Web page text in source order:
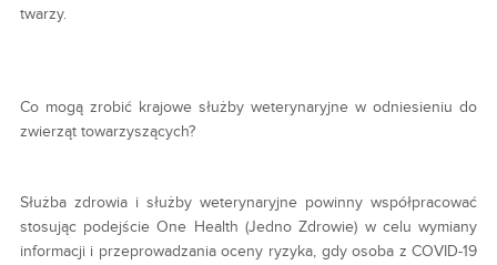
twarzy.
Co mogą zrobić krajowe służby weterynaryjne w odniesieniu do
zwierząt towarzyszących?
Służba zdrowia i służby weterynaryjne powinny współpracować
stosując podejście One Health (Jedno Zdrowie) w celu wymiany
informacji i przeprowadzania oceny ryzyka, gdy osoba z COVID-19